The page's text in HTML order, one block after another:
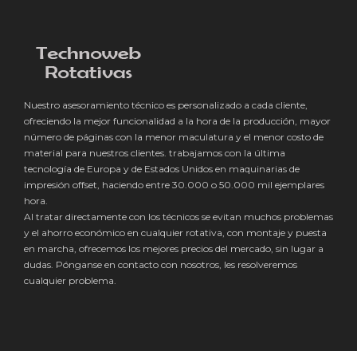
Nuestro asesoramiento técnico es personalizado a cada cliente,
ofreciendo la mejor funcionalidad a la hora de la producción, mayor
número de páginas con la menor maculatura y el menor costo de
material para nuestros clientes. trabajamos con la última
tecnología de Europa y de Estados Unidos en maquinarias de
impresión offset, haciendo entre 30.000 o 50.000 mil ejemplares
hora.
Al tratar directamente con los técnicos se evitan muchos problemas
y el ahorro económico en cualquier rotativa, con montaje y puesta
en marcha, ofrecemos los mejores precios del mercado, sin lugar a
dudas. Pónganse en contacto con nosotros, les resolveremos
cualquier problema.